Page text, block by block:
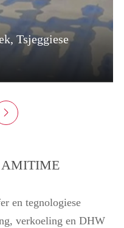
Tsjeggiese

AMITIME
en tegnologiese
verkoeling en DHW